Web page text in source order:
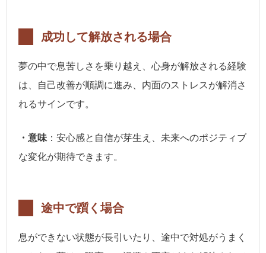
成功して解放される場合
夢の中で息苦しさを乗り越え、心身が解放される経験
は、自己改善が順調に進み、内面のストレスが解消さ
れるサインです。
・意味 ：安心感と自信が芽生え、未来へのポジティブ
な変化が期待できます。
途中で躓く場合
息ができない状態が長引いたり、途中で対処がうまく